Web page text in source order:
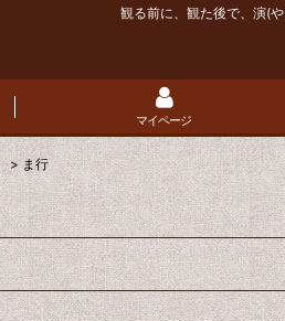
観る前に、観た後で、演(
マイページ
> ま行